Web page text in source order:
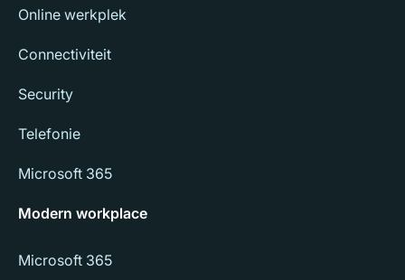
Online werkplek
Connectiviteit
Security
Telefonie
Microsoft 365
Modern workplace
Microsoft 365